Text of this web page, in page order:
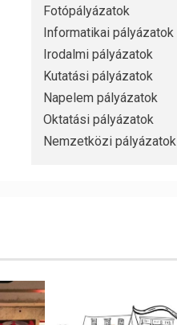
Fotópályázatok
Informatikai pályázatok
Irodalmi pályázatok
Kutatási pályázatok
Napelem pályázatok
Oktatási pályázatok
Nemzetközi pályázatok